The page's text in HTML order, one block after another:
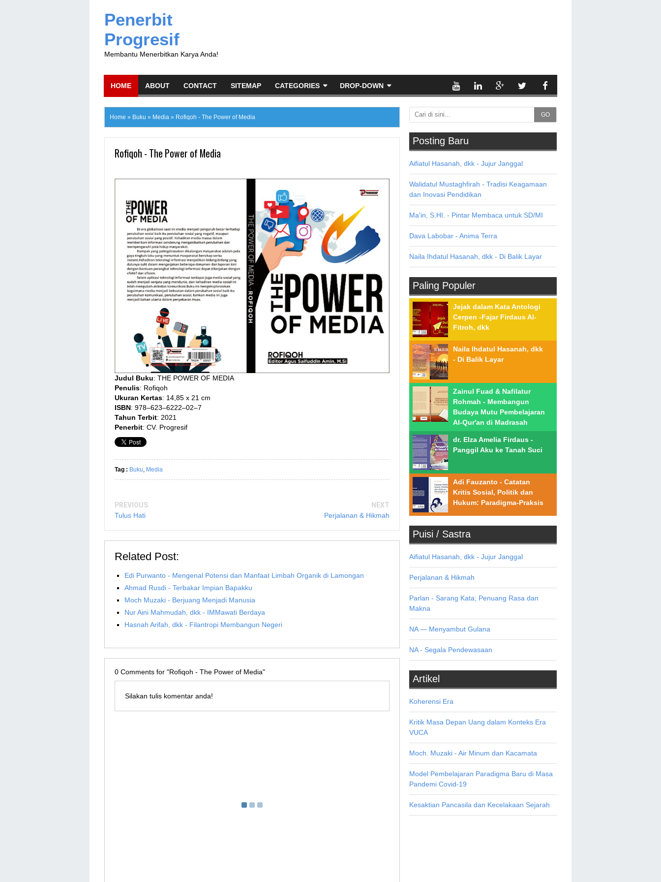
Penerbit
Progresif
Membantu Menerbitkan Karya Anda!
HOME ABOUT CONTACT SITEMAP CATEGORIES DROP-DOWN
Home » Buku » Media » Rofiqoh - The Power of Media
Rofiqoh - The Power of Media
Judul Buku: THE POWER OF MEDIA
Penulis: Rofiqoh
Ukuran Kertas: 14,85 x 21 cm
ISBN: 978–623–6222–02–7
Tahun Terbit: 2021
Penerbit: CV. Progresif
Tag : Buku, Media
PREVIOUS
Tulus Hati
NEXT
Perjalanan & Hikmah
Related Post:
Edi Purwanto - Mengenal Potensi dan Manfaat Limbah Organik di Lamongan
Ahmad Rusdi - Terbakar Impian Bapakku
Moch Muzaki - Berjuang Menjadi Manusia
Nur Aini Mahmudah, dkk - IMMawati Berdaya
Hasnah Arifah, dkk - Filantropi Membangun Negeri
0 Comments for "Rofiqoh - The Power of Media"
Silakan tulis komentar anda!
GO
Posting Baru
Aifiatul Hasanah, dkk - Jujur Janggal
Walidatul Mustaghfirah - Tradisi Keagamaan
dan Inovasi Pendidikan
Ma'in, S.HI. - Pintar Membaca untuk SD/MI
Dava Labobar - Anima Terra
Naila Ihdatul Hasanah, dkk - Di Balik Layar
Paling Populer
Jejak dalam Kata Antologi
Cerpen -Fajar Firdaus Al-
Fitroh, dkk
Naila Ihdatul Hasanah, dkk
- Di Balik Layar
Zainul Fuad & Nafilatur
Rohmah - Membangun
Budaya Mutu Pembelajaran
Al-Qur'an di Madrasah
dr. Elza Amelia Firdaus -
Panggil Aku ke Tanah Suci
Adi Fauzanto - Catatan
Kritis Sosial, Politik dan
Hukum: Paradigma-Praksis
Puisi / Sastra
Aifiatul Hasanah, dkk - Jujur Janggal
Perjalanan & Hikmah
Parlan - Sarang Kata; Penuang Rasa dan
Makna
NA — Menyambut Gulana
NA - Segala Pendewasaan
Artikel
Koherensi Era
Kritik Masa Depan Uang dalam Konteks Era
VUCA
Moch. Muzaki - Air Minum dan Kacamata
Model Pembelajaran Paradigma Baru di Masa
Pandemi Covid-19
Kesaktian Pancasila dan Kecelakaan Sejarah